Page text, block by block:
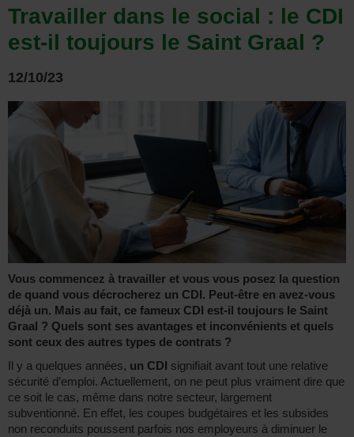
Travailler dans le social : le CDI
est-il toujours le Saint Graal ?
12/10/23
Vous commencez à travailler et vous vous posez la question
de quand vous décrocherez un CDI. Peut-être en avez-vous
déjà un. Mais au fait, ce fameux CDI est-il toujours le Saint
Graal ? Quels sont ses avantages et inconvénients et quels
sont ceux des autres types de contrats ?
Il y a quelques années, un CDI signifiait avant tout une relative
sécurité d’emploi. Actuellement, on ne peut plus vraiment dire que
ce soit le cas, même dans notre secteur, largement
subventionné. En effet, les coupes budgétaires et les subsides
non reconduits poussent parfois nos employeurs à diminuer le